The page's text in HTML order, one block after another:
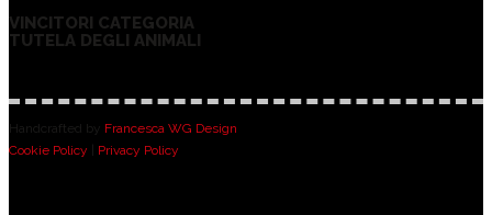
VINCITORI CATEGORIA
TUTELA DEGLI ANIMALI
Handcrafted by Francesca WG Design
Cookie Policy
Privacy Policy